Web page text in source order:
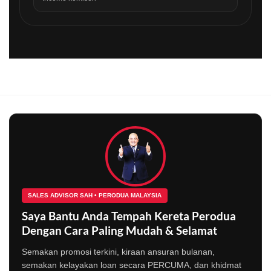
SALES ADVISOR SAH • PERODUA MALAYSIA
Saya Bantu Anda Tempah Kereta Perodua
Dengan Cara Paling Mudah & Selamat
Semakan promosi terkini, kiraan ansuran bulanan,
semakan kelayakan loan secara PERCUMA, dan khidmat